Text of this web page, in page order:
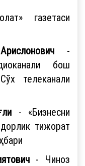
газетаси
-
бош
телеканали
- «Бизнесни
тижорат
- Чиноз